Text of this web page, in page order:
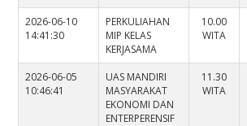
2026-06-10
14:41:30
PERKULIAHAN
MIP KELAS
KERJASAMA
10.00
WITA
2026-06-05
10:46:41
UAS MANDIRI
MASYARAKAT
EKONOMI DAN
ENTERPERENSIF
11.30
WITA